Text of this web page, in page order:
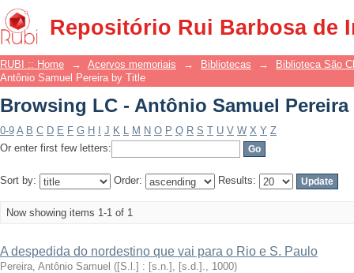
Repositório Rui Barbosa de
Browsing LC - Antônio Samuel
RUBI :: Home → Acervos memoriais → Bibliotecas →
Biblioteca São
Antônio Samuel Pereira by Title
Browsing LC - Antônio Samuel
0-9 A B C D E F G H J K L M N O P Q R S T U V W X Y Z
Or enter first few letters:
Sort by: Order: Results:
Now showing items 1-1 of 1
A despedida do nordestino que vai para o Rio e S. Paulo
Pereira, Antônio Samuel ([S.l.] : [s.n.], [s.d.]., 1000)